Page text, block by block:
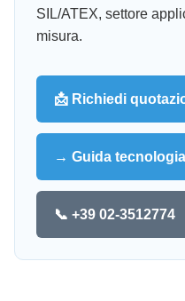
SIL/ATEX, settore
misura.
📩 Richiedi
→ Guida
📞 +39 02-3512774